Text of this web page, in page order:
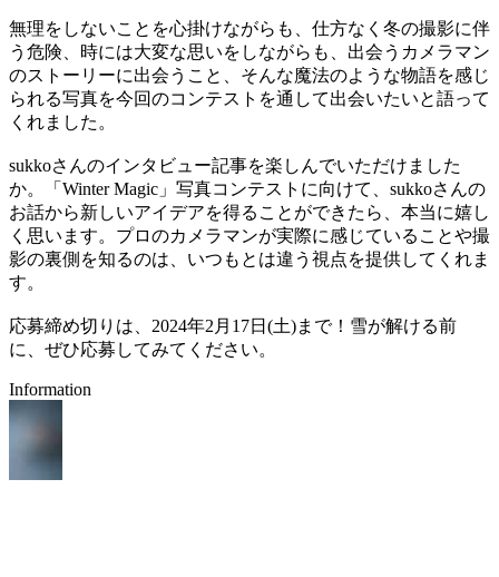
無理をしないことを心掛けながらも、仕方なく冬の撮影に伴
う危険、時には大変な思いをしながらも、出会うカメラマン
のストーリーに出会うこと、そんな魔法のような物語を感じ
られる写真を今回のコンテストを通して出会いたいと語って
くれました。
sukkoさんのインタビュー記事を楽しんでいただけました
か。「Winter Magic」写真コンテストに向けて、sukkoさんの
お話から新しいアイデアを得ることができたら、本当に嬉し
く思います。プロのカメラマンが実際に感じていることや撮
影の裏側を知るのは、いつもとは違う視点を提供してくれま
す。
応募締め切りは、2024年2月17日(土)まで！雪が解ける前
に、ぜひ応募してみてください。
Information